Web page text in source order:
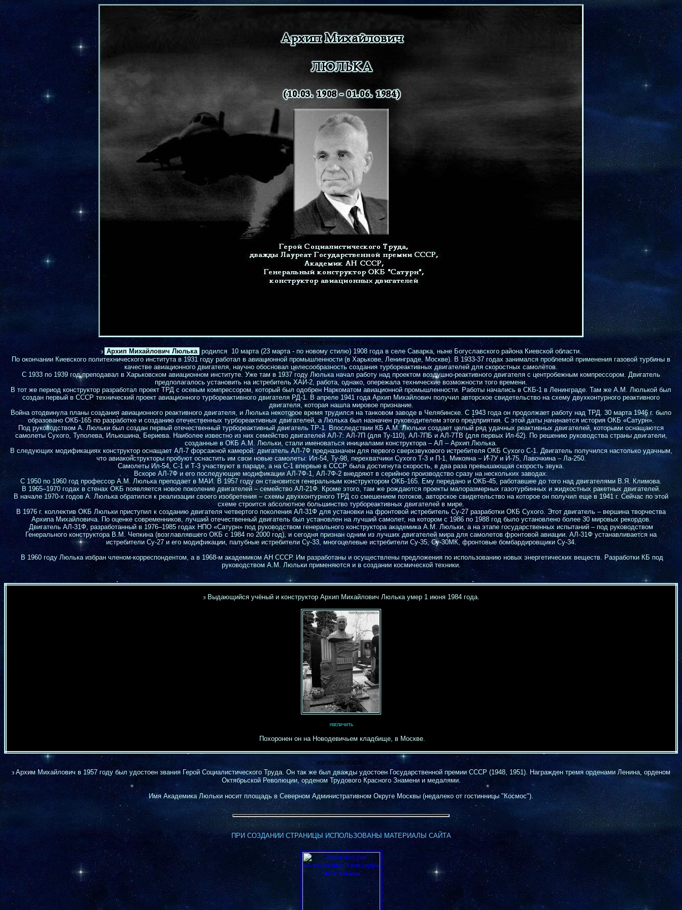
ююююююююююююю
э Архип Михайлович Люлька родился 10 марта (23 марта - по новому стилю) 1908 года в селе Саварка, ныне Богуславского района Киевской области.
По окончании Киевского политехнического института в 1931 году работал в авиационной промышленности (в Харькове, Ленинграде, Москве). В 1933-37 годах занимался проблемой применения газовой турбины в
качестве авиационного двигателя, научно обосновал целесообразность создания турбореактивных двигателей для скоростных самолётов.
С 1933 по 1939 год преподавал в Харьковском авиационном институте. Уже там в 1937 году Люлька начал работу над проектом воздушно-реактивного двигателя с центробежным компрессором. Двигатель
предполагалось установить на истребитель ХАИ-2, работа, однако, опережала технические возможности того времени.
В тот же период конструктор разработал проект ТРД с осевым компрессором, который был одобрен Наркоматом авиационной промышленности. Работы начались в СКБ-1 в Ленинграде. Там же А.М. Люлькой был
создан первый в СССР технический проект авиационного турбореактивного двигателя РД-1. В апреле 1941 года Архип Михайлович получил авторское свидетельство на схему двухконтурного реактивного
двигателя, которая нашла мировое признание.
Война отодвинула планы создания авиационного реактивного двигателя, и Люлька некоторое время трудился на танковом заводе в Челябинске. С 1943 года он продолжает работу над ТРД. 30 марта 1946 г. было
образовано ОКБ-165 по разработке и созданию отечественных турбореактивных двигателей, а Люлька был назначен руководителем этого предприятия. С этой даты начинается история ОКБ «Сатурн».
Под руководством А. Люльки был создан первый отечественный турбореактивный двигатель ТР-1. Впоследствии КБ А.М. Люльки создает целый ряд удачных реактивных двигателей, которыми оснащаются
самолеты Сухого, Туполева, Ильюшина, Бериева. Наиболее известно из них семейство двигателей АЛ-7: АЛ-7П (для Ту-110), АЛ-7ПБ и АЛ-7ТВ (для первых Ил-62). По решению руководства страны двигатели,
созданные в ОКБ А.М. Люльки, стали именоваться инициалами конструктора – АЛ – Архип Люлька.
В следующих модификациях конструктор оснащает АЛ-7 форсажной камерой: двигатель АЛ-7Ф предназначен для первого сверхзвукового истребителя ОКБ Сухого С-1. Двигатель получился настолько удачным,
что авиаконструкторы пробуют оснастить им свои новые самолеты: Ил-54, Ту-98, перехватчики Сухого Т-3 и П-1, Микояна – И-7У и И-75, Лавочкина – Ла-250.
Самолеты Ил-54, С-1 и Т-3 участвуют в параде, а на С-1 впервые в СССР была достигнута скорость, в два раза превышающая скорость звука.
Вскоре АЛ-7Ф и его последующие модификации АЛ-7Ф-1, АЛ-7Ф-2 внедряют в серийное производство сразу на нескольких заводах.
С 1950 по 1960 год профессор А.М. Люлька преподает в МАИ. В 1957 году он становится генеральным конструктором ОКБ-165. Ему передано и ОКБ-45, работавшее до того над двигателями В.Я. Климова.
В 1965–1970 годах в стенах ОКБ появляется новое поколение двигателей – семейство АЛ-21Ф. Кроме этого, там же рождаются проекты малоразмерных газотурбинных и жидкостных ракетных двигателей.
В начале 1970-х годов А. Люлька обратился к реализации своего изобретения – схемы двухконтурного ТРД со смешением потоков, авторское свидетельство на которое он получил еще в 1941 г. Сейчас по этой
схеме строится абсолютное большинство турбореактивных двигателей в мире.
В 1976 г. коллектив ОКБ Люльки приступил к созданию двигателя четвертого поколения АЛ-31Ф для установки на фронтовой истребитель Су-27 разработки ОКБ Сухого. Этот двигатель – вершина творчества
Архипа Михайловича. По оценке современников, лучший отечественный двигатель был установлен на лучший самолет, на котором с 1986 по 1988 год было установлено более 30 мировых рекордов.
Двигатель АЛ-31Ф, разработанный в 1976–1985 годах НПО «Сатурн» под руководством генерального конструктора академика А.М. Люльки, а на этапе государственных испытаний – под руководством
Генерального конструктора В.М. Чепкина (возглавлявшего ОКБ с 1984 по 2000 год), и сегодня признан одним из лучших двигателей мира для самолетов фронтовой авиации. АЛ-31Ф устанавливается на
истребители Су-27 и его модификации, палубные истребители Су-33, многоцелевые истребители Су-35, Су-30МК, фронтовые бомбардировщики Су-34.
В 1960 году Люлька избран членом-корреспондентом, а в 1968-м академиком АН СССР. Им разработаны и осуществлены предложения по использованию новых энергетических веществ. Разработки КБ под
руководством А.М. Люльки применяются и в создании космической техники.
ююю
э Выдающийся учёный и конструктор Архип Михайлович Люлька умер 1 июня 1984 года.
УВЕЛИЧИТЬ
Похоронен он на Новодевичьем кладбище, в Москве.
юююююююю
э Архим Михайлович в 1957 году был удостоен звания Герой Социалистического Труда. Он так же был дважды удостоен Государственной премии СССР (1948, 1951). Награжден тремя орденами Ленина, орденом
Октябрьской Революции, орденом Трудового Красного Знамени и медалями.
Имя Академика Люльки носит площадь в Северном Административном Округе Москвы (недалеко от гостинницы "Космос").
-
-
ПРИ СОЗДАНИИ СТРАНИЦЫ ИСПОЛЬЗОВАНЫ МАТЕРИАЛЫ САЙТА
-